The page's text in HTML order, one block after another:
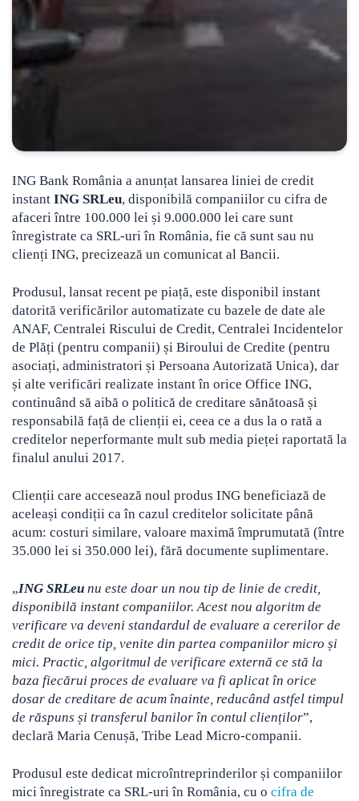
ING Bank România a anunțat lansarea liniei de credit
instant ING SRLeu, disponibilă companiilor cu cifra de
afaceri între 100.000 lei și 9.000.000 lei care sunt
înregistrate ca SRL-uri în România, fie că sunt sau nu
clienți ING, precizează un comunicat al Bancii.
Produsul, lansat recent pe piață, este disponibil instant
datorită verificărilor automatizate cu bazele de date ale
ANAF, Centralei Riscului de Credit, Centralei Incidentelor
de Plăți (pentru companii) și Biroului de Credite (pentru
asociați, administratori și Persoana Autorizată Unica), dar
și alte verificări realizate instant în orice Office ING,
continuând să aibă o politică de creditare sănătoasă și
responsabilă față de clienții ei, ceea ce a dus la o rată a
creditelor neperformante mult sub media pieței raportată la
finalul anului 2017.
Clienții care accesează noul produs ING beneficiază de
aceleași condiții ca în cazul creditelor solicitate până
acum: costuri similare, valoare maximă împrumutată (între
35.000 lei si 350.000 lei), fără documente suplimentare.
„ING SRLeu nu este doar un nou tip de linie de credit,
disponibilă instant companiilor. Acest nou algoritm de
verificare va deveni standardul de evaluare a cererilor de
credit de orice tip, venite din partea companiilor micro și
mici. Practic, algoritmul de verificare externă ce stă la
baza fiecărui proces de evaluare va fi aplicat în orice
dosar de creditare de acum înainte, reducând astfel timpul
de răspuns și transferul banilor în contul clienților”,
declară Maria Cenușă, Tribe Lead Micro-companii.
Produsul este dedicat microîntreprinderilor și companiilor
mici înregistrate ca SRL-uri în România, cu o cifra de